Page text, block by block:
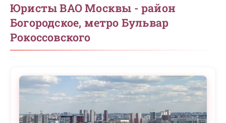
Юристы ВАО Москвы - район
Богородское, метро Бульвар
Рокоссовского